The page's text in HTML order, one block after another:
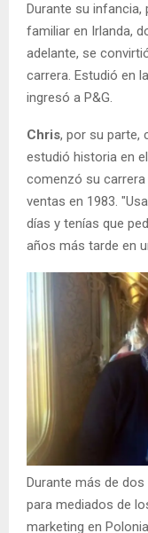
Durante su
familiar en Irlanda,
adelante, se
carrera. Estudió en
ingresó a P&G.
Chris, por su parte,
estudió historia en
comenzó su
ventas en 1983.
días y tenías que
años más tarde en
Durante más de
para mediados de
marketing en